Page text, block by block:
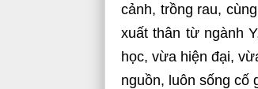
cảnh, trồng rau,
xuất thân từ ngành
học, vừa hiện đại,
nguồn, luôn sống cố